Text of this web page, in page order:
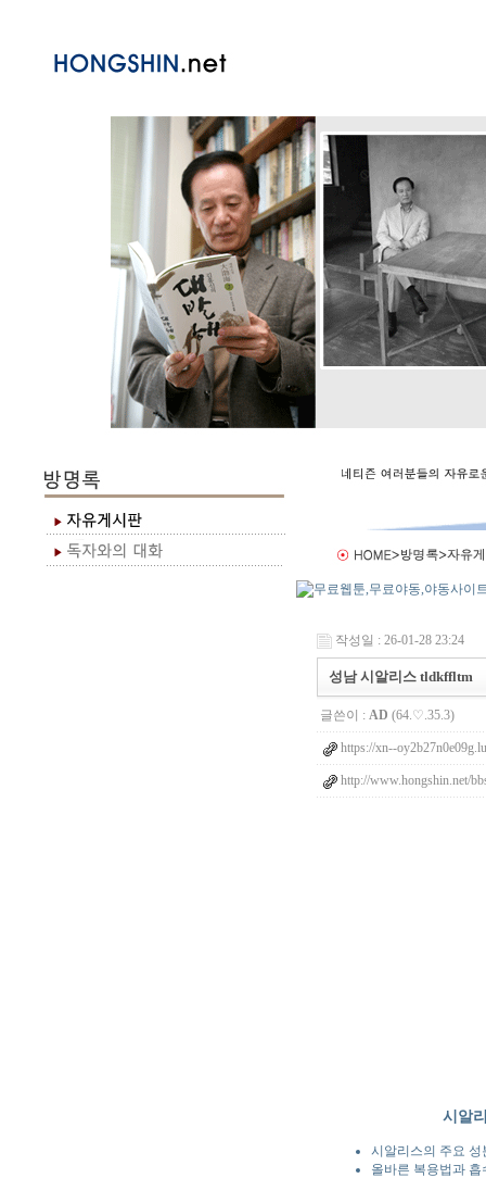
작성일 : 26-01-28 23:24
성남 시알리스 tldkffltm
글쓴이 : AD (64.♡.35.3)
https://xn--
http://www.hongshin.net/
시알
시알리스의 주요 성
올바른 복용법과